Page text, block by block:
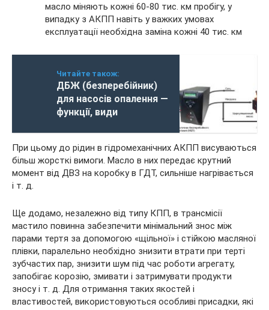
масло міняють кожні 60-80 тис. км пробігу, у
випадку з АКПП навіть у важких умовах
експлуатації необхідна заміна кожні 40 тис. км
Читайте також:
ДБЖ (безперебійник)
для насосів опалення —
функції, види
При цьому до рідин в гідромеханічних АКПП висуваються
більш жорсткі вимоги. Масло в них передає крутний
момент від ДВЗ на коробку в ГДТ, сильніше нагрівається
і т. д.
Ще додамо, незалежно від типу КПП, в трансмісії
мастило повинна забезпечити мінімальний знос між
парами тертя за допомогою «щільної» і стійкою масляної
плівки, паралельно необхідно знизити втрати при терті
зубчастих пар, знизити шум під час роботи агрегату,
запобігає корозію, змивати і затримувати продукти
зносу і т. д. Для отримання таких якостей і
властивостей, використовуються особливі присадки, які